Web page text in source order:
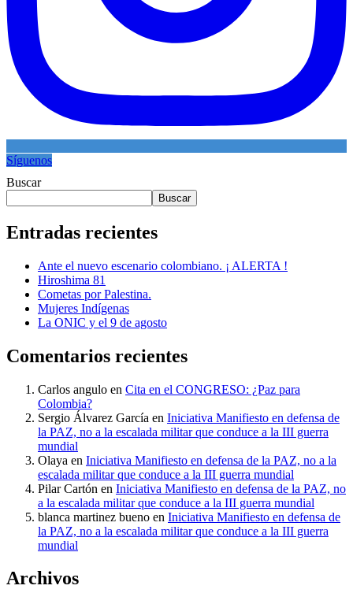
Síguenos
Buscar
Buscar
Entradas recientes
Ante el nuevo escenario colombiano. ¡ ALERTA !
Hiroshima 81
Cometas por Palestina.
Mujeres Indígenas
La ONIC y el 9 de agosto
Comentarios recientes
Carlos angulo en Cita en el CONGRESO: ¿Paz para
Colombia?
Sergio Álvarez García en Iniciativa Manifiesto en defensa de
la PAZ, no a la escalada militar que conduce a la III guerra
mundial
Olaya en Iniciativa Manifiesto en defensa de la PAZ, no a la
escalada militar que conduce a la III guerra mundial
Pilar Cartón en Iniciativa Manifiesto en defensa de la PAZ, no
a la escalada militar que conduce a la III guerra mundial
blanca martinez bueno en Iniciativa Manifiesto en defensa de
la PAZ, no a la escalada militar que conduce a la III guerra
mundial
Archivos